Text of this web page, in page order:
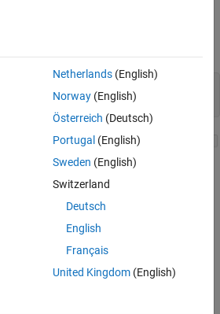
Netherlands(English)
Norway(English)
Österreich (Deutsch)
Portugal (English)
Sweden (English)
Switzerland
Deutsch
English
Français
United Kingdom(English)